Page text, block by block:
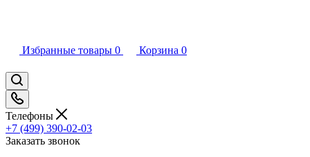
Избранные товары 0 Корзина 0
Телефоны
+7 (499) 390-02-03
Заказать звонок